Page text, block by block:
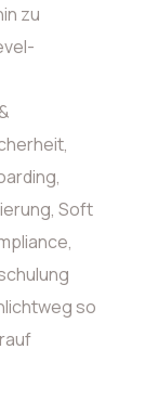
zu
Soft
so